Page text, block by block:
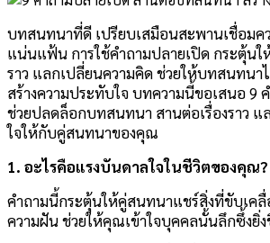
บทสนทนาที่ดี เปรียบเสมือนสะพานเชื่อมค
แน่นแฟ้น การใช้คำถามปลายเปิด กระตุ้นใ
ราว แลกเปลี่ยนความคิด ช่วยให้บทสนทนา
สร้างความประทับใจ บทความนี้ขอเสนอ 9
ช่วยปลดล็อกบทสนทนา สานต่อเรื่องราว แ
ใจให้กับคู่สนทนาของคุณ
1. อะไรคือแรงบันดาลใจในชีวิตของคุณ?
คำถามนี้กระตุ้นให้คู่สนทนาแชร์สิ่งที่ขับเคลื่
ความฝัน ช่วยให้คุณเข้าใจบุคคลนั้นลึกซึ้งยิ่